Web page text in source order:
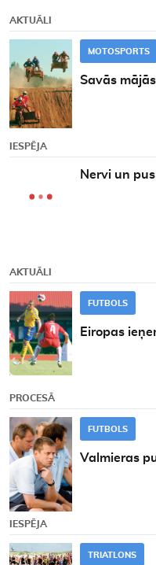
AKTUĀLI
MOTOSPORTS
Savās
IESPĒJA
Nervi un
AKTUĀLI
FUTBOLS
Eiropas
PROCESĀ
FUTBOLS
Valmieras
IESPĒJA
TRIATLONS